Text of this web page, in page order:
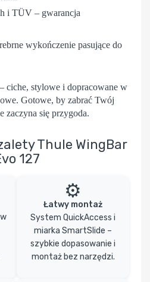
i TÜV – gwarancja
wykończenie pasujące do
– ciche, stylowe i dopracowane w
Gotowe, by zabrać Twój
zaczyna się przygoda.
Thule WingBar
127
⚙️
Łatwy montaż
System QuickAccess i
miarka SmartSlide –
szybkie dopasowanie i
montaż bez narzędzi.